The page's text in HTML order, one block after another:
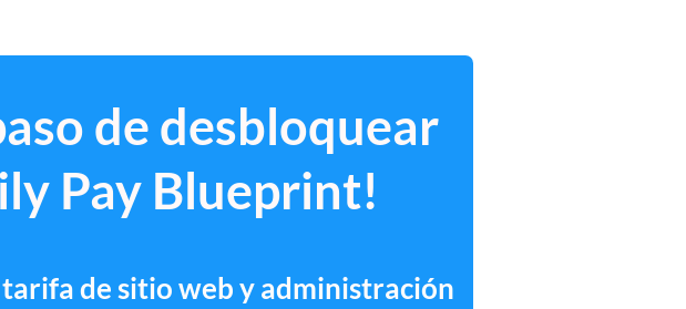
de desbloquear
Pay Blueprint!
de sitio web y administración